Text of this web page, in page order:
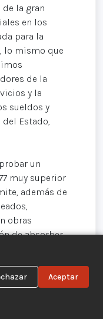
Aceptar
de la gran
en los
para la
lo mismo que
de la
y la
sueldos y
Estado,
un
muy superior
además de
obras
de absorber
la
de los